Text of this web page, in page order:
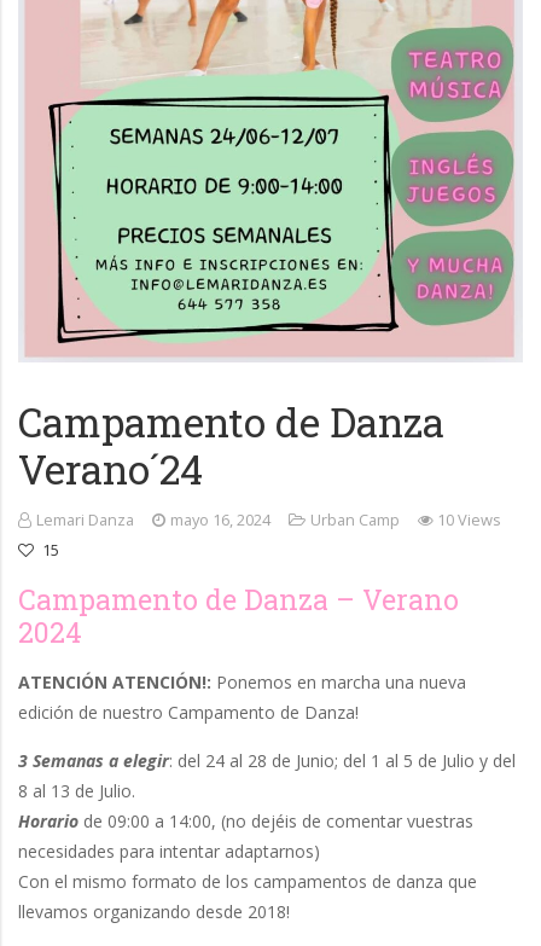
Campamento de Danza
Verano´24
Lemari Danza mayo 16, 2024 Urban Camp
10 Views
15
Campamento de Danza – Verano
2024
ATENCIÓN ATENCIÓN!: Ponemos en marcha una nueva
edición de nuestro Campamento de Danza!
3 Semanas a elegir: del 24 al 28 de Junio; del 1 al 5 de Julio y del
8 al 13 de Julio.
Horario de 09:00 a 14:00, (no dejéis de comentar vuestras
necesidades para intentar adaptarnos)
Con el mismo formato de los campamentos de danza que
llevamos organizando desde 2018!